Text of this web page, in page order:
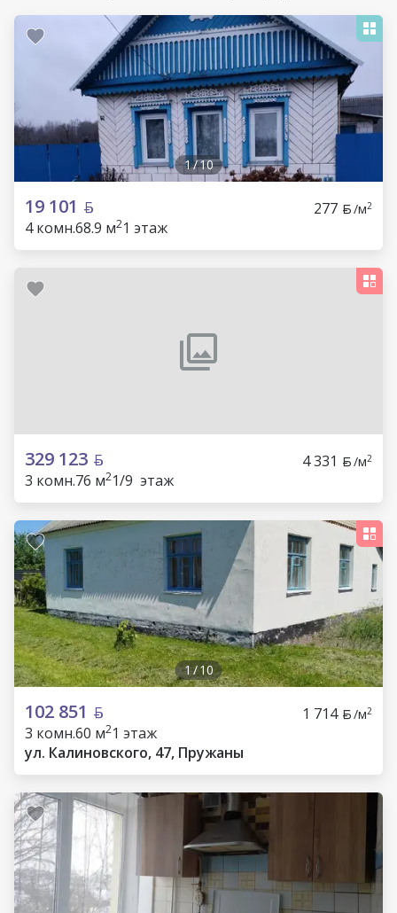
1/10
19 101 277 /м2
4 комн.68.9 м21 этаж
329 123 4 331 /м2
3 комн.76 м21/9 этаж
1/10
102 851 1 714 /м2
3 комн.60 м21 этаж
ул. Калиновского, 47, Пружаны